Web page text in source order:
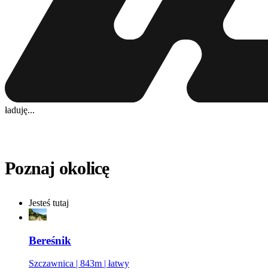
ładuję...
Poznaj okolicę
Jesteś tutaj
Bereśnik
Szczawnica | 843m | łatwy